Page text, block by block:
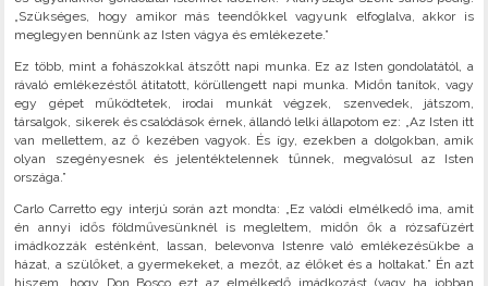
„Szükséges, hogy amikor más teendőkkel vagyunk elfoglalva, akkor is
meglegyen bennünk az Isten vágya és emlékezete.”
Ez több, mint a fohászokkal átszőtt napi munka. Ez az Isten gondolatától, a
rávaló emlékezéstől átitatott, körüllengett napi munka. Midőn tanítok, vagy
egy gépet működtetek, irodai munkát végzek, szenvedek, játszom,
társalgok, sikerek és csalódások érnek, állandó lelki állapotom ez: „Az Isten itt
van mellettem, az ő kezében vagyok. És így, ezekben a dolgokban, amik
olyan szegényesnek és jelentéktelennek tűnnek, megvalósul az Isten
országa.”
Carlo Carretto egy interjú során azt mondta: „Ez valódi elmélkedő ima, amit
én annyi idős földművesünknél is megleltem, midőn ők a rózsafüzért
imádkozzák esténként, lassan, belevonva Istenre való emlékezésükbe a
házat, a szülőket, a gyermekeket, a mezőt, az élőket és a holtakat.” Én azt